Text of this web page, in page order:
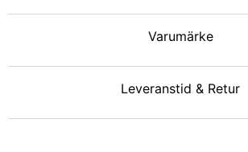
Varumärke
Leveranstid & Retur